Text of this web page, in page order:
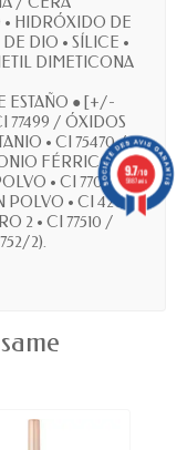
• HIDRÓXIDO DE
DIO • SÍLICE •
DIMETICONA
ESTAÑO ● [+/-
77499 / ÓXIDOS
• CI 75470 /
FÉRRICO UN
• CI 77007 /
POLVO • CI 42090
2 • CI 77510 /
2).
9.7/10
5887 avis